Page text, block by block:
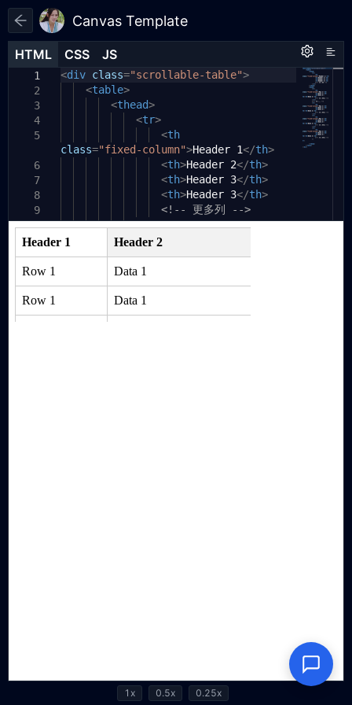
Canvas Template
HTML CSS JS
1
2
3
4
5
6
7
8
9
10
<div class="scrollable-table">
<table>
<thead>
<tr>
<th
class="fixed-column">Header 1</th>
<th>Header 2</th>
<th>Header 3</th>
<th>Header 3</th>
<!-- 更多列 -->
</tr>
HTML CSS JS
1
2
3
4
6
7
8
9
.scrollable-table
{
overflow:
max-height:
;
/* 表格的宽度 */
}
table-layout:
fixed; /* 确保列宽固
定 */
HTML CSS JS
1
1x 0.5x 0.25x